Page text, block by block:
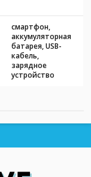
смартфон,
аккумуляторная
батарея, USB-
кабель,
зарядное
устройство